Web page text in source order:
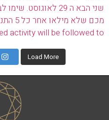
Load More